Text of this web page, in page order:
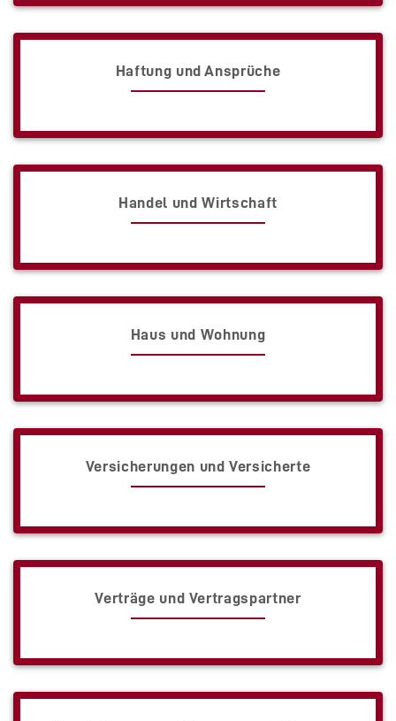
Haftung und Ansprüche
Handel und Wirtschaft
Haus und Wohnung
Versicherungen und Versicherte
Verträge und Vertragspartner